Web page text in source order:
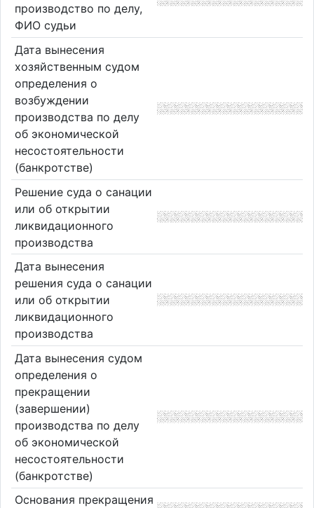
производство по делу,
ФИО судьи
Дата вынесения
хозяйственным судом
определения о
возбуждении
производства по делу
об экономической
несостоятельности
(банкротстве)
Решение суда о санации
или об открытии
ликвидационного
производства
Дата вынесения
решения суда о санации
или об открытии
ликвидационного
производства
Дата вынесения судом
определения о
прекращении
(завершении)
производства по делу
об экономической
несостоятельности
(банкротстве)
Основания прекращения